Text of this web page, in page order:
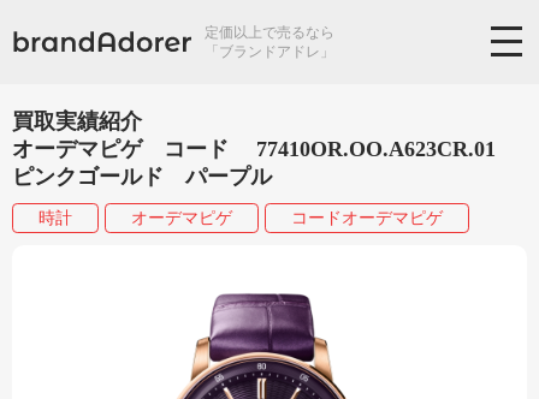
定価以上で売るなら
「ブランドアドレ」
買取実績紹介
オーデマピゲ コード 77410OR.OO.A623CR.01
ピンクゴールド パープル
時計 オーデマピゲ コードオーデマピゲ